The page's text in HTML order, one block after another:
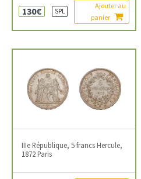
130€ SPL
Ajouter au
panier
IIIe République, 5 francs Hercule,
1872 Paris